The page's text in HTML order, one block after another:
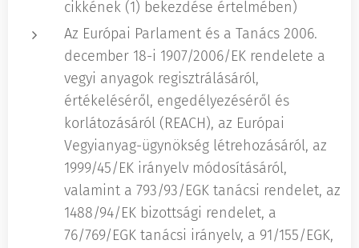
cikkének (1) bekezdése értelmében)
Az Európai Parlament és a Tanács 2006.
december 18-i 1907/2006/EK rendelete a
vegyi anyagok regisztrálásáról,
értékeléséről, engedélyezéséről és
korlátozásáról (REACH), az Európai
Vegyianyag-ügynökség létrehozásáról, az
1999/45/EK irányelv módosításáról,
valamint a 793/93/EGK tanácsi rendelet, az
1488/94/EK bizottsági rendelet, a
76/769/EGK tanácsi irányelv, a 91/155/EGK,